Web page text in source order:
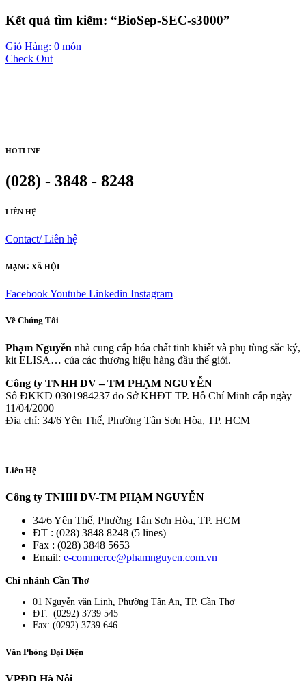
Kết quả tìm kiếm: “BioSep-SEC-s3000”
Giỏ Hàng: 0 món
Check Out
HOTLINE
(028) - 3848 - 8248
LIÊN HỆ
Contact/ Liên hệ
MẠNG XÃ HỘI
FacebookYoutube Linkedin Instagram
Về Chúng Tôi
Phạm Nguyễn nhà cung cấp hóa chất tinh khiết và phụ tùng sắc ký,
kit ELISA… của các thương hiệu hàng đầu thế giới.
Công ty TNHH DV – TM PHẠM NGUYỄN
Số ĐKKD 0301984237 do Sở KHĐT TP. Hồ Chí Minh cấp ngày
11/04/2000
Đia chỉ: 34/6 Yên Thế, Phường Tân Sơn Hòa, TP. HCM
Liên Hệ
Công ty TNHH DV-TM PHẠM NGUYỄN
34/6 Yên Thế, Phường Tân Sơn Hòa, TP. HCM
ĐT : (028) 3848 8248 (5 lines)
Fax : (028) 3848 5653
Email: e-commerce@phamnguyen.com.vn
Chi nhánh Cần Thơ
01 Nguyễn văn Linh, Phường Tân An, TP. Cần Thơ
ĐT: (0292) 3739 545
Fax: (0292) 3739 646
Văn Phòng Đại Diện
VPĐD Hà Nội